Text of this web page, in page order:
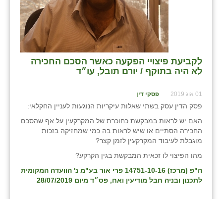
לקביעת פיצויי הפקעה כאשר הסכם החכירה
לא היה בתוקף / יורם תובל, עו״ד
01 אוג 2019 פסקי דין
פסק הדין עסק בשתי שאלות עיקריות הנוגעות לעניין החקלאי:
האם יש לראות במבקשת כחוכרת של המקרקעין על אף שהסכם
החכירה הסתיים או שיש לראות בה כמי שמחזיקה בזכות
מוגבלת לעיבוד המקרקעין לזמן קצר?
מהו הפיצוי לו זכאית המבקשת בגין הקרקע?
ה"פ (מרכז) 14751-10-16 פרי אור בע"מ נ' הוועדה המקומית
לתכנון ובניה חבל מודיעין ואח, פס״ד מיום 28/07/2019